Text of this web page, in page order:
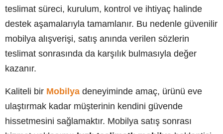
teslimat süreci, kurulum, kontrol ve ihtiyaç halinde
destek aşamalarıyla tamamlanır. Bu nedenle güvenilir
mobilya alışverişi, satış anında verilen sözlerin
teslimat sonrasında da karşılık bulmasıyla değer
kazanır.
Kaliteli bir Mobilya deneyiminde amaç, ürünü eve
ulaştırmak kadar müşterinin kendini güvende
hissetmesini sağlamaktır. Mobilya satış sonrası